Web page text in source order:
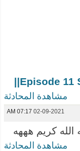
مشاهدة المحادثة
02-09-2021
07:17 AM
كريم هههه
مشاهدة المحادثة